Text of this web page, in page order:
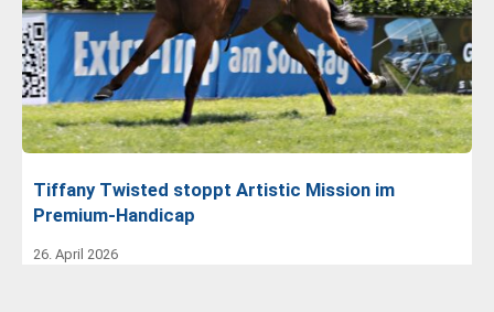
Tiffany Twisted stoppt Artistic Mission im
Premium-Handicap
26. April 2026